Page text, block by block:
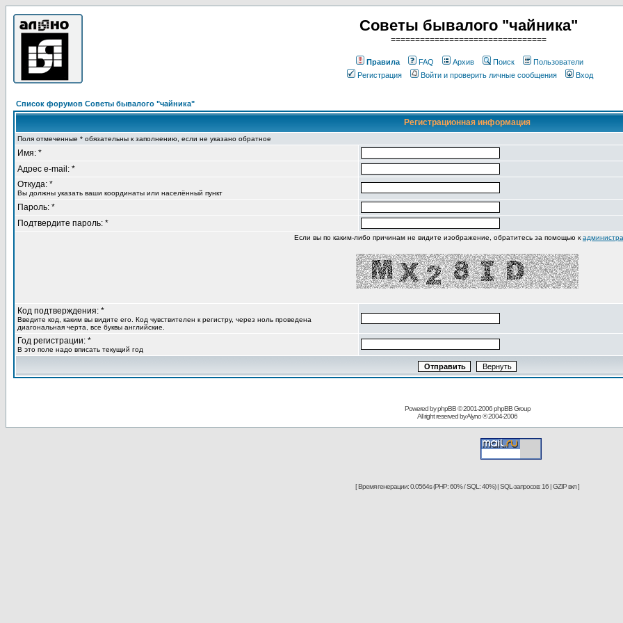
Советы бывалого "чайника"
================================
Правила FAQ Архив Поиск
Пользователи
Регистрация
Войти и проверить личные сообщения Вход
Список форумов Советы бывалого "чайника"
Регистрационная информация
Поля отмеченные * обязательны к заполнению, если не указано обратное
Имя: *
Адрес e-mail: *
Откуда: *
Вы должны указать ваши координаты или населённый пункт
Пароль: *
Подтвердите пароль: *
Если вы по каким-либо причинам не видите изображение, обратитесь за помощью к
Код подтверждения: *
Введите код, каким вы видите его. Код чувствителен к регистру, через ноль проведена
диагональная черта, все буквы английские.
Год регистрации: *
В это поле надо вписать текущий год
Powered by phpBB © 2001-2006phpBB Group
All right reserved byAlyno® 2004-2006
[ Время генерации: 0.0564s (PHP: 60% / SQL: 40%) | SQL-запросов: 16 | GZIP вкл ]